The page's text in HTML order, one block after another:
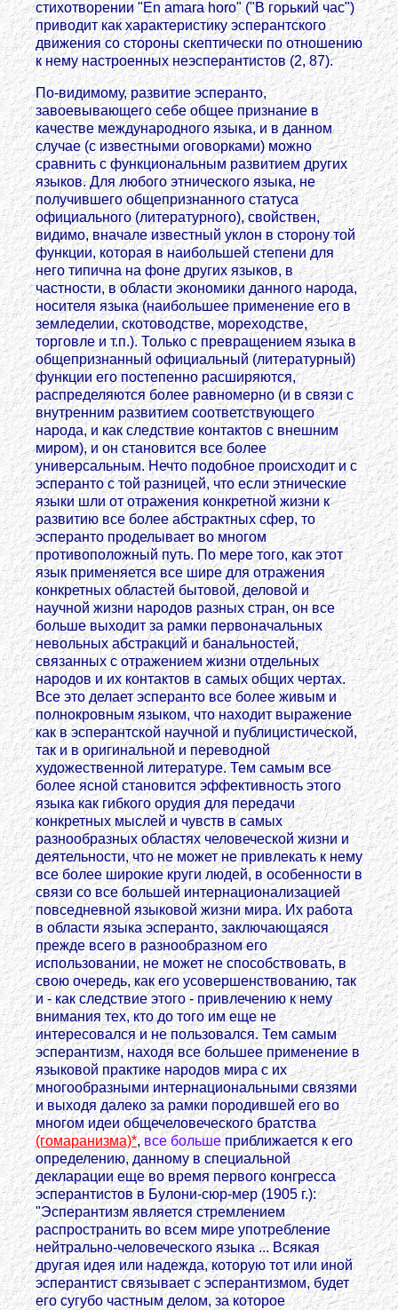
стихотворении "En amara horo" ("В горький час")
приводит как характеристику эсперантского
движения со стороны скептически по отношению
к нему настроенных неэсперантистов (2, 87).
По-видимому, развитие эсперанто,
завоевывающего себе общее признание в
качестве международного языка, и в данном
случае (с известными оговорками) можно
сравнить с функциональным развитием других
языков. Для любого этнического языка, не
получившего общепризнанного статуса
официального (литературного), свойствен,
видимо, вначале известный уклон в сторону той
функции, которая в наибольшей степени для
него типична на фоне других языков, в
частности, в области экономики данного народа,
носителя языка (наибольшее применение его в
земледелии, скотоводстве, мореходстве,
торговле и т.п.). Только с превращением языка в
общепризнанный официальный (литературный)
функции его постепенно расширяются,
распределяются более равномерно (и в связи с
внутренним развитием соответствующего
народа, и как следствие контактов с внешним
миром), и он становится все более
универсальным. Нечто подобное происходит и с
эсперанто с той разницей, что если этнические
языки шли от отражения конкретной жизни к
развитию все более абстрактных сфер, то
эсперанто проделывает во многом
противоположный путь. По мере того, как этот
язык применяется все шире для отражения
конкретных областей бытовой, деловой и
научной жизни народов разных стран, он все
больше выходит за рамки первоначальных
невольных абстракций и банальностей,
связанных с отражением жизни отдельных
народов и их контактов в самых общих чертах.
Все это делает эсперанто все более живым и
полнокровным языком, что находит выражение
как в эсперантской научной и публицистической,
так и в оригинальной и переводной
художественной литературе. Тем самым все
более ясной становится эффективность этого
языка как гибкого орудия для передачи
конкретных мыслей и чувств в самых
разнообразных областях человеческой жизни и
деятельности, что не может не привлекать к нему
все более широкие круги людей, в особенности в
связи со все большей интернационализацией
повседневной языковой жизни мира. Их работа
в области языка эсперанто, заключающаяся
прежде всего в разнообразном его
использовании, не может не способствовать, в
свою очередь, как его усовершенствованию, так
и - как следствие этого - привлечению к нему
внимания тех, кто до того им еще не
интересовался и не пользовался. Тем самым
эсперантизм, находя все большее применение в
языковой практике народов мира с их
многообразными интернациональными связями
и выходя далеко за рамки породившей его во
многом идеи общечеловеческого братства
(гомаранизма)*, все большеприближается к его
определению, данному в специальной
декларации еще во время первого конгресса
эсперантистов в Булони-сюр-мер (1905 г.):
"Эсперантизм является стремлением
распространить во всем мире употребление
нейтрально-человеческого языка ... Всякая
другая идея или надежда, которую тот или иной
эсперантист связывает с эсперантизмом, будет
его сугубо частным делом, за которое